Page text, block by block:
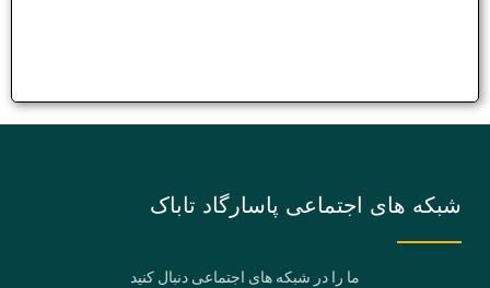
شبکه های اجتماعی پاسارگاد تاباک
ما را در شبکه های اجتماعی دنبال کنید